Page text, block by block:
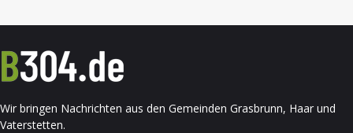
Wir bringen Nachrichten aus den Gemeinden Grasbrunn, Haar und
Vaterstetten.